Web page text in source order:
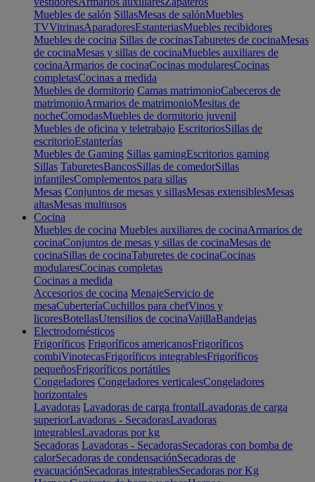
Muebles de salón SillasMesas de salónMuebles
TVVitrinasAparadoresEstanteriasMuebles recibidores
Muebles de cocina Sillas de cocinasTaburetes de cocinaMesas
de cocinaMesas y sillas de cocinaMuebles auxiliares de
cocinaArmarios de cocinaCocinas modularesCocinas
completasCocinas a medida
Muebles de dormitorio Camas matrimonioCabeceros de
matrimonioArmarios de matrimonioMesitas de
nocheComodasMuebles de dormitorio juvenil
Muebles de oficina y teletrabajo EscritoriosSillas de
escritorioEstanterías
Muebles de Gaming Sillas gamingEscritorios gaming
Sillas TaburetesBancosSillas de comedorSillas
infantilesComplementos para sillas
Mesas Conjuntos de mesas y sillasMesas extensiblesMesas
altasMesas multiusos
Cocina
Muebles de cocina Muebles auxiliares de cocinaArmarios de
cocinaConjuntos de mesas y sillas de cocinaMesas de
cocinaSillas de cocinaTaburetes de cocinaCocinas
modularesCocinas completas
Cocinas a medida
Accesorios de cocina MenajeServicio de
mesaCuberteríaCuchillos para chefVinos y
licoresBotellasUtensilios de cocinaVajillaBandejas
Electrodomésticos
Frigoríficos Frigoríficos americanosFrigoríficos
combiVinotecasFrigoríficos integrablesFrigoríficos
pequeñosFrigoríficos portátiles
Congeladores Congeladores verticalesCongeladores
horizontales
Lavadoras Lavadoras de carga frontalLavadoras de carga
superiorLavadoras - SecadorasLavadoras
integrablesLavadoras por kg
Secadoras Lavadoras - SecadorasSecadoras con bomba de
calorSecadoras de condensaciónSecadoras de
evacuaciónSecadoras integrablesSecadoras por Kg